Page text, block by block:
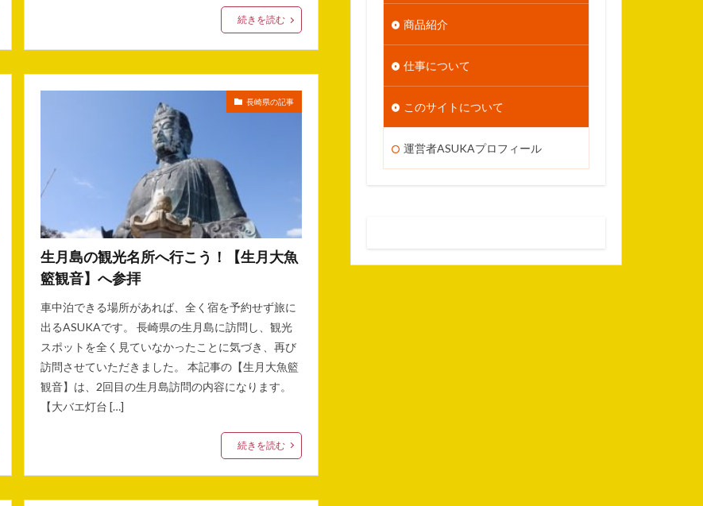
続きを読む
長崎県の記事
生月島の観光名所へ行こう！【生月大魚
籃観音】へ参拝
車中泊できる場所があれば、全く宿を予約せず旅に
出るASUKAです。 長崎県の生月島に訪問し、観光
スポットを全く見ていなかったことに気づき、再び
訪問させていただきました。 本記事の【生月大魚籃
観音】は、2回目の生月島訪問の内容になります。
【大バエ灯台 […]
続きを読む
商品紹介
仕事について
このサイトについて
運営者ASUKAプロフィール